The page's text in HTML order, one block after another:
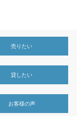
売りたい
貸したい
お客様の声